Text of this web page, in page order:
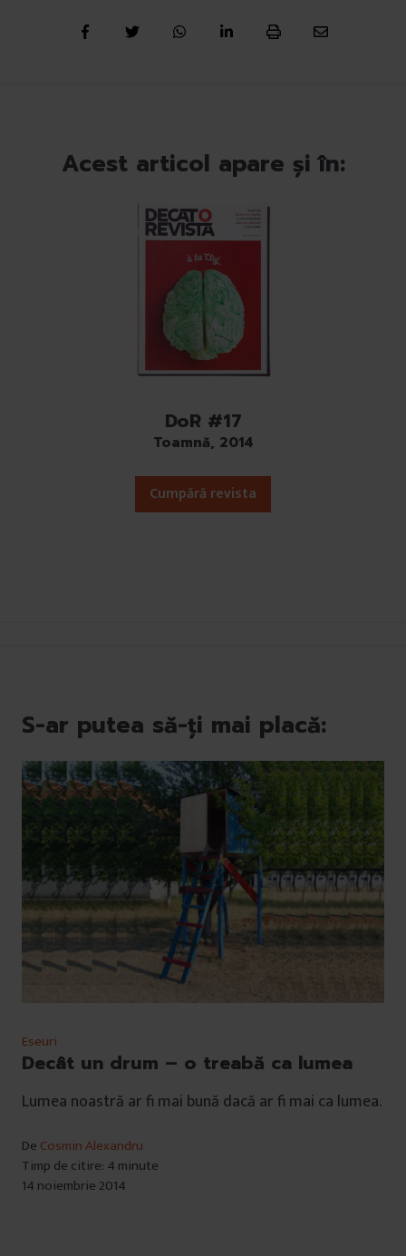
Acest articol apare și în:
DoR #17
Toamnă, 2014
Cumpără revista
S-ar putea să-ți mai placă:
Eseuri
Decât un drum – o treabă ca lumea
Lumea noastră ar fi mai bună dacă ar fi mai ca lumea.
De Cosmin Alexandru
Timp de citire: 4 minute
14 noiembrie 2014